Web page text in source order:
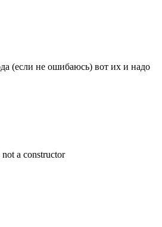
(если не ошибаюсь) вот их и надо
a constructor